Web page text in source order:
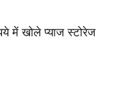
में खोले प्याज स्टोरेज